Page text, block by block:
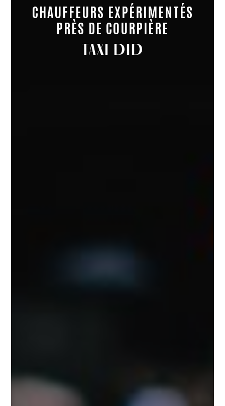
CHAUFFEURS EXPÉRIMENTÉS
PRÈS DE COURPIÈRE
TAXI DID